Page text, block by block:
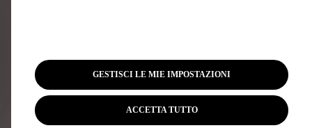
Come funziona il pagamento con
finanziamento?
GESTISCI LE MIE IMPOSTAZIONI
ACCETTA TUTTO